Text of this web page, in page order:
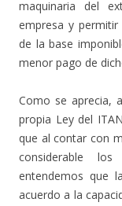
maquinaria del
empresa y
de la base
menor pago de
Como se aprecia,
propia Ley del
que al contar con
considerable
entendemos que
acuerdo a la